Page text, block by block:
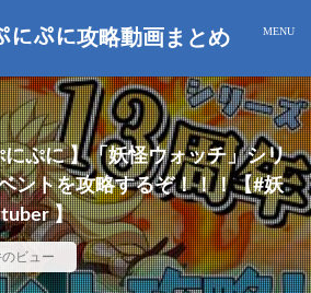
にぷに攻略動画まとめ
ぷに 】「妖怪ウォッチ」シリ
ントを攻略するぞ！！！【#妖
】
のビュー